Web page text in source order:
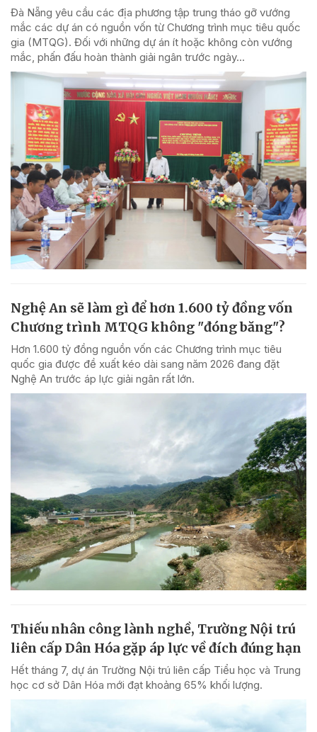
Đà Nẵng yêu cầu các địa phương tập trung tháo gỡ vướng
mắc các dự án có nguồn vốn từ Chương trình mục tiêu quốc
gia (MTQG). Đối với những dự án ít hoặc không còn vướng
mắc, phấn đấu hoàn thành giải ngân trước ngày...
Nghệ An sẽ làm gì để hơn 1.600 tỷ đồng vốn
Chương trình MTQG không "đóng băng"?
Hơn 1.600 tỷ đồng nguồn vốn các Chương trình mục tiêu
quốc gia được đề xuất kéo dài sang năm 2026 đang đặt
Nghệ An trước áp lực giải ngân rất lớn.
Thiếu nhân công lành nghề, Trường Nội trú
liên cấp Dân Hóa gặp áp lực về đích đúng hạn
Hết tháng 7, dự án Trường Nội trú liên cấp Tiểu học và Trung
học cơ sở Dân Hóa mới đạt khoảng 65% khối lượng.